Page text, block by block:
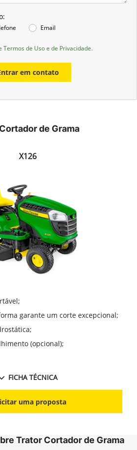
Email
Termos de Uso e de Privacidade.
em contato
de Grama
X126
garante um corte excepcional;
(opcional);
FICHA TÉCNICA
uma proposta
Trator Cortador de Grama